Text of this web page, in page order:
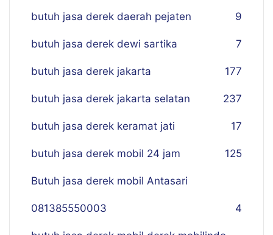
butuh jasa derek daerah pejaten 9
butuh jasa derek dewi sartika 7
butuh jasa derek jakarta 177
butuh jasa derek jakarta selatan 237
butuh jasa derek keramat jati 17
butuh jasa derek mobil 24 jam 125
Butuh jasa derek mobil Antasari
081385550003 4